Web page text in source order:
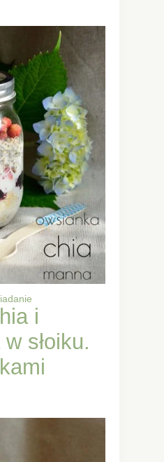
i
słoiku.